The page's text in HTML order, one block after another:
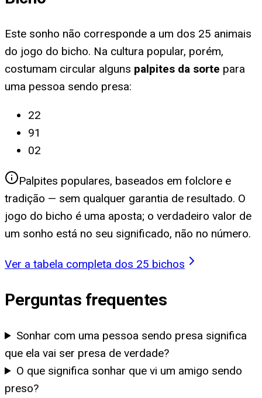
Este sonho não corresponde a um dos 25 animais
do jogo do bicho. Na cultura popular, porém,
costumam circular alguns palpites da sorte para
uma pessoa sendo presa:
22
91
02
Palpites populares, baseados em folclore e
tradição — sem qualquer garantia de resultado. O
jogo do bicho é uma aposta; o verdadeiro valor de
um sonho está no seu significado, não no número.
Ver a tabela completa dos 25 bichos
Perguntas frequentes
Sonhar com uma pessoa sendo presa significa
que ela vai ser presa de verdade?
O que significa sonhar que vi um amigo sendo
preso?